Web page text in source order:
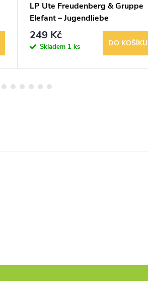
LP Ute Freudenberg & Gruppe
Elefant – Jugendliebe
249 Kč
Skladem 1 ks DO KOŠÍKU